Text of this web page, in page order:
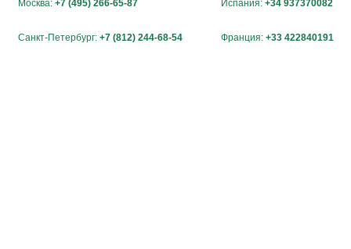
Москва: +7 (495) 266-65-87 Испания: +34 937370082
Санкт-Петербург: +7 (812) 244-68-54 Франция: +33 422840191